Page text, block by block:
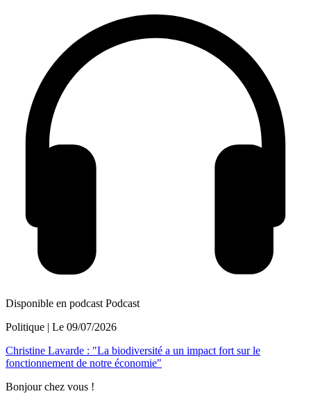
Disponible en podcast Podcast
Politique | Le 09/07/2026
Christine Lavarde : "La biodiversité a un impact fort sur le
fonctionnement de notre économie"
Bonjour chez vous !